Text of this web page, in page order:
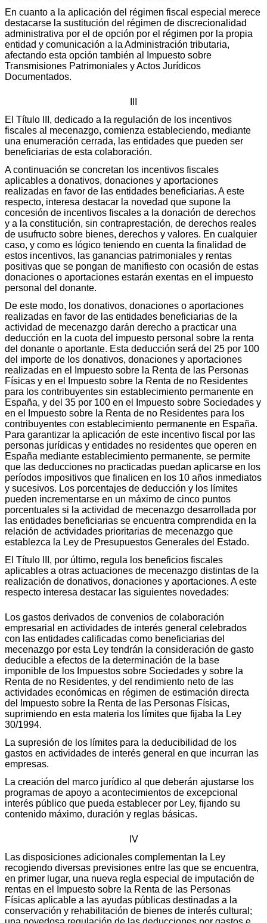
En cuanto a la aplicación del régimen fiscal especial merece
destacarse la sustitución del régimen de discrecionalidad
administrativa por el de opción por el régimen por la propia
entidad y comunicación a la Administración tributaria,
afectando esta opción también al Impuesto sobre
Transmisiones Patrimoniales y Actos Jurídicos
Documentados.
El Título III, dedicado a la regulación de los incentivos
fiscales al mecenazgo, comienza estableciendo, mediante
una enumeración cerrada, las entidades que pueden ser
beneficiarias de esta colaboración.
A continuación se concretan los incentivos fiscales
aplicables a donativos, donaciones y aportaciones
realizadas en favor de las entidades beneficiarias. A este
respecto, interesa destacar la novedad que supone la
concesión de incentivos fiscales a la donación de derechos
y a la constitución, sin contraprestación, de derechos reales
de usufructo sobre bienes, derechos y valores. En cualquier
caso, y como es lógico teniendo en cuenta la finalidad de
estos incentivos, las ganancias patrimoniales y rentas
positivas que se pongan de manifiesto con ocasión de estas
donaciones o aportaciones estarán exentas en el impuesto
personal del donante.
De este modo, los donativos, donaciones o aportaciones
realizadas en favor de las entidades beneficiarias de la
actividad de mecenazgo darán derecho a practicar una
deducción en la cuota del impuesto personal sobre la renta
del donante o aportante. Esta deducción será del 25 por 100
del importe de los donativos, donaciones y aportaciones
realizadas en el Impuesto sobre la Renta de las Personas
Físicas y en el Impuesto sobre la Renta de no Residentes
para los contribuyentes sin establecimiento permanente en
España, y del 35 por 100 en el Impuesto sobre Sociedades y
en el Impuesto sobre la Renta de no Residentes para los
contribuyentes con establecimiento permanente en España.
Para garantizar la aplicación de este incentivo fiscal por las
personas jurídicas y entidades no residentes que operen en
España mediante establecimiento permanente, se permite
que las deducciones no practicadas puedan aplicarse en los
períodos impositivos que finalicen en los 10 años inmediatos
y sucesivos. Los porcentajes de deducción y los límites
pueden incrementarse en un máximo de cinco puntos
porcentuales si la actividad de mecenazgo desarrollada por
las entidades beneficiarias se encuentra comprendida en la
relación de actividades prioritarias de mecenazgo que
establezca la Ley de Presupuestos Generales del Estado.
El Título III, por último, regula los beneficios fiscales
aplicables a otras actuaciones de mecenazgo distintas de la
realización de donativos, donaciones y aportaciones. A este
respecto interesa destacar las siguientes novedades:
Los gastos derivados de convenios de colaboración
empresarial en actividades de interés general celebrados
con las entidades calificadas como beneficiarias del
mecenazgo por esta Ley tendrán la consideración de gasto
deducible a efectos de la determinación de la base
imponible de los Impuestos sobre Sociedades y sobre la
Renta de no Residentes, y del rendimiento neto de las
actividades económicas en régimen de estimación directa
del Impuesto sobre la Renta de las Personas Físicas,
suprimiendo en esta materia los límites que fijaba la Ley
30/1994.
La supresión de los límites para la deducibilidad de los
gastos en actividades de interés general en que incurran las
empresas.
La creación del marco jurídico al que deberán ajustarse los
programas de apoyo a acontecimientos de excepcional
interés público que pueda establecer por Ley, fijando su
contenido máximo, duración y reglas básicas.
IV
Las disposiciones adicionales complementan la Ley
recogiendo diversas previsiones entre las que se encuentra,
en primer lugar, una nueva regla especial de imputación de
rentas en el Impuesto sobre la Renta de las Personas
Físicas aplicable a las ayudas públicas destinadas a la
conservación y rehabilitación de bienes de interés cultural;